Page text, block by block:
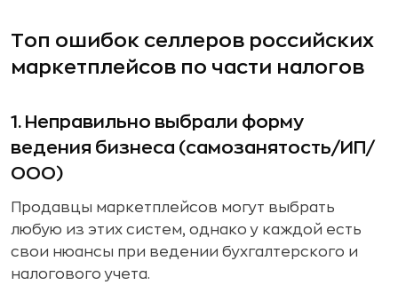
Топ ошибок селлеров российских
маркетплейсов по части налогов
1. Неправильно выбрали форму
ведения бизнеса (самозанятость/ИП/
ООО)
Продавцы маркетплейсов могут выбрать
любую из этих систем, однако у каждой есть
свои нюансы при ведении бухгалтерского и
налогового учета.